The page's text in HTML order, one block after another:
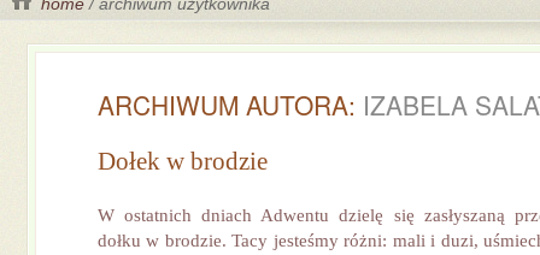
ARCHIWUM AUTORA: IZABELA
Dołek w brodzie
W ostatnich dniach Adwentu dzielę się zasłyszaną
dołku w brodzie. Tacy jesteśmy różni: mali i duzi,